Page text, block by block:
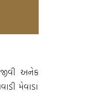
જીવી અનેક
મેવાડા